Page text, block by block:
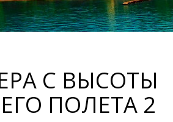
С ВЫСОТЫ
ПОЛЕТА 2